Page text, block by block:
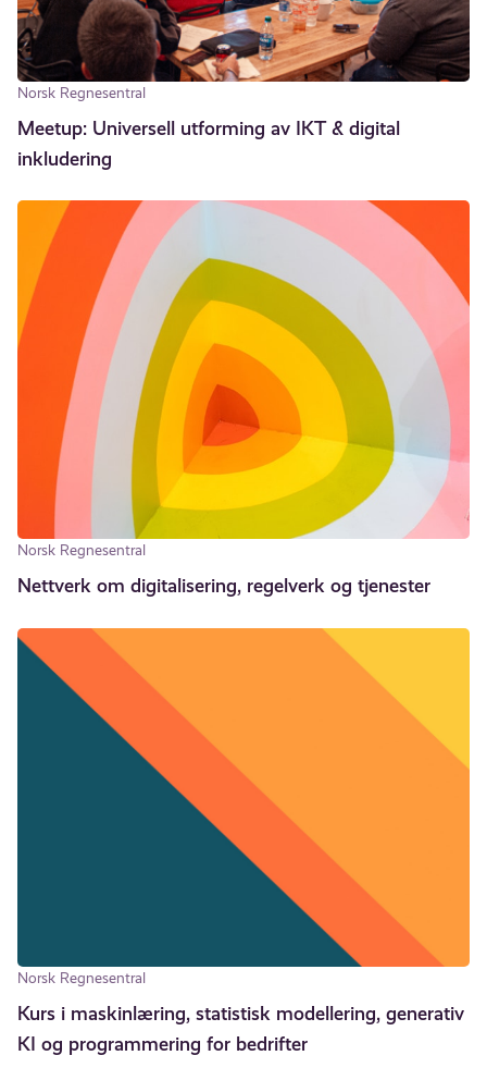
Norsk Regnesentral
Meetup: Universell utforming av IKT & digital
inkludering
Norsk Regnesentral
Nettverk om digitalisering, regelverk og tjenester
Norsk Regnesentral
Kurs i maskinlæring, statistisk modellering, generativ
KI og programmering for bedrifter